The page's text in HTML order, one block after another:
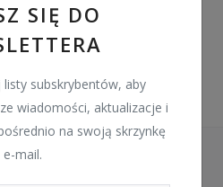
SIĘ DO
listy subskrybentów, aby
wiadomości, aktualizacje i
na swoją skrzynkę
e-mail.